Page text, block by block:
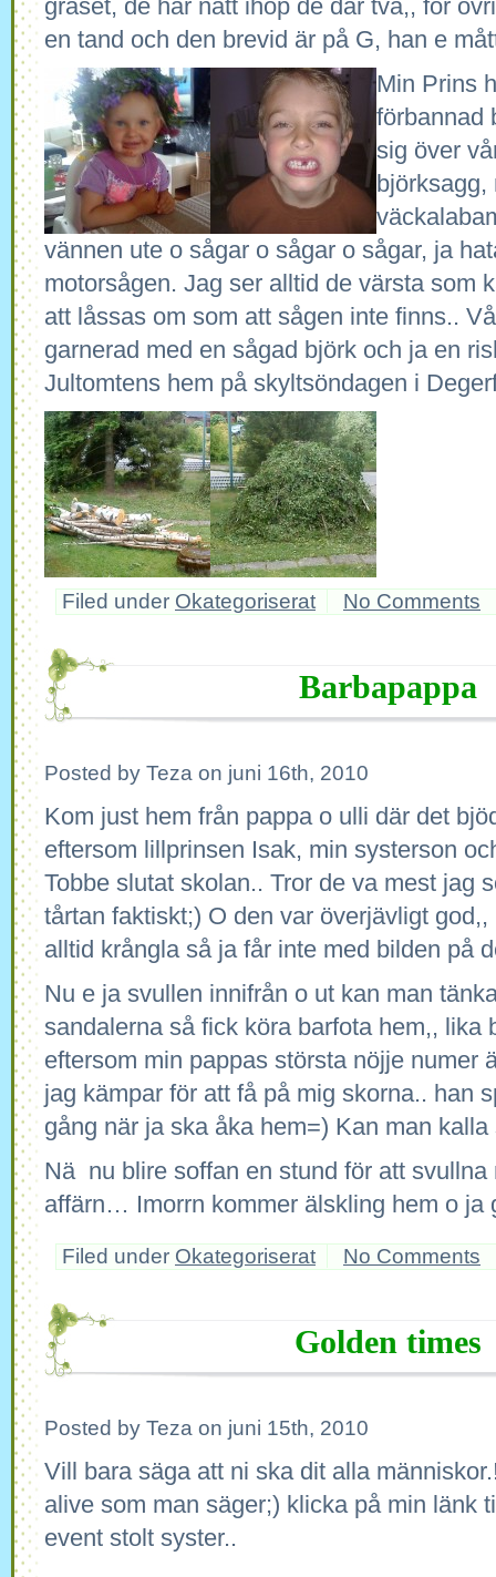
gräset, de har nått ihop de där två,, för
en tand och den brevid är på G, han e
Min Prins
förbannad
sig över
björksagg,
vännen ute o sågar o sågar o sågar, ja
motorsågen. Jag ser alltid de värsta som
att låssas om som att sågen inte finns..
garnerad med en sågad björk och ja en
Jultomtens hem på skyltsöndagen i
Filed under Okategoriserat No Comments
Barbapappa
Posted by Teza on juni 16th, 2010
Kom just hem från pappa o ulli där det
eftersom lillprinsen Isak, min systerson
Tobbe slutat skolan.. Tror de va mest jag
tårtan faktiskt;) O den var överjävligt
alltid krångla så ja får inte med bilden på
Nu e ja svullen innifrån o ut kan man
sandalerna så fick köra barfota hem,, lika
eftersom min pappas största nöjje numer
jag kämpar för att få på mig skorna.. han
gång när ja ska åka hem=) Kan man
Nä nu blire soffan en stund för att svullna
affärn… Imorrn kommer älskling hem o ja
Filed under Okategoriserat No Comments
Golden times
Posted by Teza on juni 15th, 2010
Vill bara säga att ni ska dit alla
alive som man säger;) klicka på min länk
event stolt syster..